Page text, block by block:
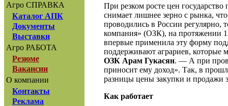
Агро СПРАВКА
Каталог АПК
Документы
Выставки
Агро РАБОТА
Резюме
Вакансии
О компании
Контакты
Реклама
При резком росте цен
снимает лишнее зерно с рынка,
проводились в России регулярно,
компания» (ОЗК), на протяжении
впервые применила эту форму
поддерживают аграриев, которые
ОЗК Арам Гукасян. — А при
приносит ему доход». Так, в
разницы цены закупки и продажи
Как работает